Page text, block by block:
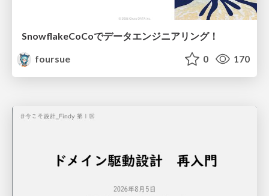
SnowflakeCoCoでデータエンジニアリング！
foursue
0 170